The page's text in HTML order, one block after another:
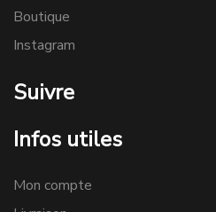
Boutique
Instagram
Suivre
Infos utiles
Mon compte